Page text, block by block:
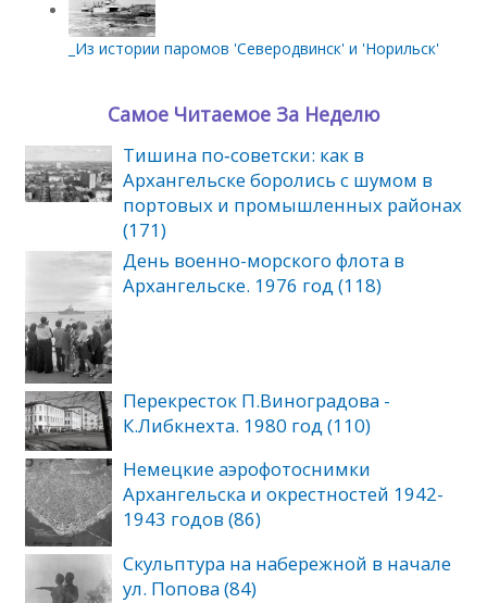
_Из истории паромов 'Северодвинск' и 'Норильск'
Самое Читаемое За Неделю
Тишина по‑советски: как в
Архангельске боролись с шумом в
портовых и промышленных районах
(171)
День военно-морского флота в
Архангельске. 1976 год (118)
Перекресток П.Виноградова -
К.Либкнехта. 1980 год (110)
Немецкие аэрофотоснимки
Архангельска и окрестностей 1942-
1943 годов (86)
Скульптура на набережной в начале
ул. Попова (84)